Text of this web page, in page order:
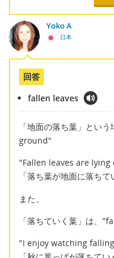
Yoko A
日本
回答
fallen leaves
「地面の落ち葉」とい
ground"
"Fallen leaves are
「落ち葉が地面に落ちて
また、
「落ちていく葉」は、
"I enjoy watching